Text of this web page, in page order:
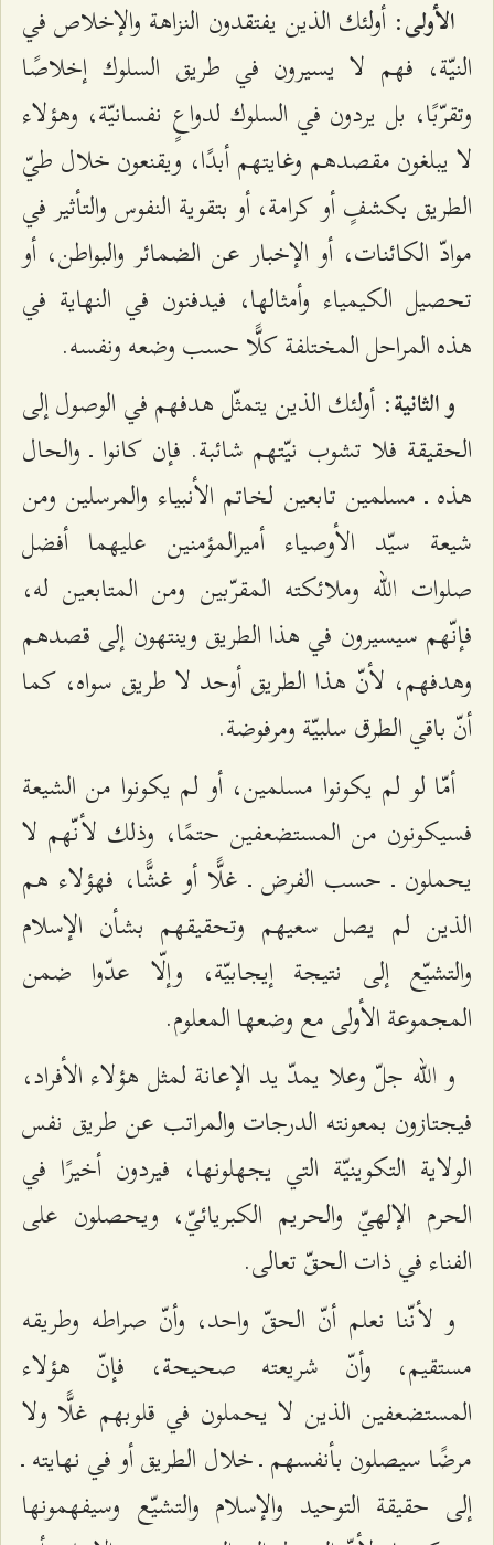
الأولى: أولئك الذين يفتقدون النزاهة والإخلاص في
النيّة، فهم لا يسيرون في طريق السلوك إخلاصًا
وتقرّبًا، بل يردون في السلوك لدواعٍ نفسانيّة، وهؤلاء
لا يبلغون مقصدهم وغايتهم أبدًا، ويقنعون خلال طيّ
الطريق بكشفٍ أو كرامة، أو بتقوية النفوس والتأثير في
موادّ الكائنات، أو الإخبار عن الضمائر والبواطن، أو
تحصيل الكيمياء وأمثالها، فيدفنون في النهاية في
هذه المراحل المختلفة كلًّا حسب وضعه ونفسه.
و الثانية: أولئك الذين يتمثّل هدفهم في الوصول إلى
الحقيقة فلا تشوب نيّتهم شائبة. فإن كانوا ـ والحال
هذه ـ مسلمين تابعين لخاتم الأنبياء والمرسلين ومن
شيعة سيّد الأوصياء أميرالمؤمنين عليهما أفضل
صلوات الله وملائكته المقرّبين ومن المتابعين له،
فإنّهم سيسيرون في هذا الطريق وينتهون إلى قصدهم
وهدفهم، لأنّ هذا الطريق أوحد لا طريق سواه، كما
أنّ باقي الطرق سلبيّة ومرفوضة.
أمّا لو لم يكونوا مسلمين، أو لم يكونوا من الشيعة
فسيكونون من المستضعفين حتمًا، وذلك لأنّهم لا
يحملون ـ حسب الفرض ـ غلًّا أو غشًّا، فهؤلاء هم
الذين لم يصل سعيهم وتحقيقهم بشأن الإسلام
والتشيّع إلى نتيجة إيجابيّة، وإلّا عدّوا ضمن
المجموعة الأولى مع وضعها المعلوم.
و الله جلّ وعلا يمدّ يد الإعانة لمثل هؤلاء الأفراد،
فيجتازون بمعونته الدرجات والمراتب عن طريق نفس
الولاية التكوينيّة التي يجهلونها، فيردون أخيرًا في
الحرم الإلهيّ والحريم الكبريائيّ، ويحصلون على
الفناء في ذات الحقّ تعالى.
و لأنّنا نعلم أنّ الحقّ واحد، وأنّ صراطه وطريقه
مستقيم، وأنّ شريعته صحيحة، فإنّ هؤلاء
المستضعفين الذين لا يحملون في قلوبهم غلًّا ولا
مرضًا سيصلون بأنفسهم ـ خلال الطريق أو في نهايته ـ
إلى حقيقة التوحيد والإسلام والتشيّع وسيفهمونها